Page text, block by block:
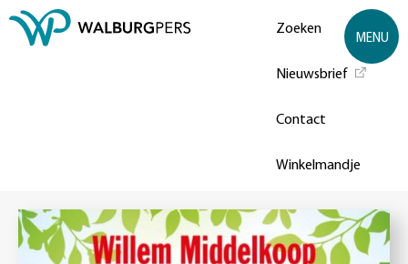
Zoeken
Nieuwsbrief
Contact
Winkelmandje
MENU